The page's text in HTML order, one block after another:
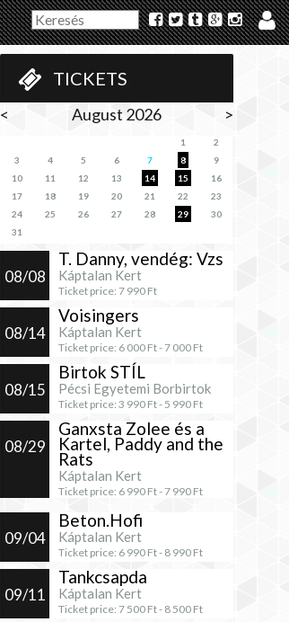
TICKETS
< August 2026 >
1
2
3
4 5 6 7 8
9
10
11 12 13 14 15
16
17
18 19 20 21 22
23
24
25 26 27 28 29
30
31
08/08
T. Danny, vendég: Vzs
Káptalan Kert
Ticket price: 7 990 Ft
08/14
Voisingers
Káptalan Kert
Ticket price: 6 000 Ft -7 000 Ft
08/15
Birtok STÍL
Pécsi Egyetemi Borbirtok
Ticket price: 3 990 Ft - 5 990 Ft
08/29
Ganxsta Zolee és a
Kartel, Paddy and the
Rats
Káptalan Kert
Ticket price: 6 990 Ft -7 990 Ft
09/04
Beton.Hofi
Káptalan Kert
Ticket price: 6 990 Ft - 8 990 Ft
09/11
Tankcsapda
Káptalan Kert
Ticket price: 7 500 Ft - 8 500 Ft